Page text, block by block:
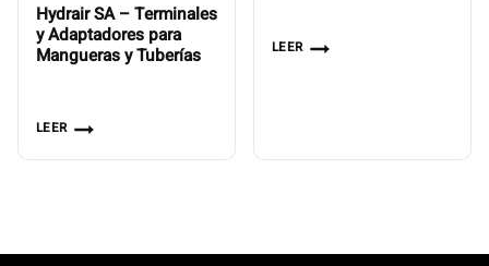
Hydrair SA – Terminales
y Adaptadores para
Mangueras y Tuberías
LEER
LEER